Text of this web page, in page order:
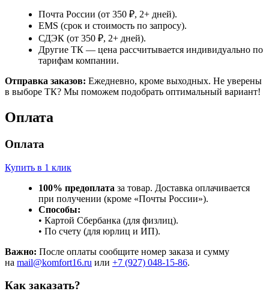
Почта России (от 350 ₽, 2+ дней).
EMS (срок и стоимость по запросу).
СДЭК (от 350 ₽, 2+ дней).
Другие ТК — цена рассчитывается индивидуально по
тарифам компании.
Отправка заказов: Ежедневно, кроме выходных. Не уверены
в выборе ТК? Мы поможем подобрать оптимальный вариант!
Оплата
Оплата
Купить в 1 клик
100% предоплата за товар. Доставка оплачивается
при получении (кроме «Почты России»).
Способы:
• Картой Сбербанка (для физлиц).
• По счету (для юрлиц и ИП).
Важно: После оплаты сообщите номер заказа и сумму
на mail@komfort16.ru или +7 (927) 048-15-86.
Как заказать?